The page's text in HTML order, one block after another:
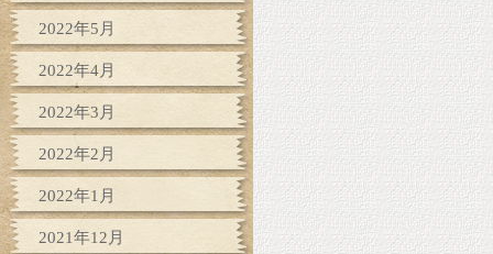
2022年5月
2022年4月
2022年3月
2022年2月
2022年1月
2021年12月